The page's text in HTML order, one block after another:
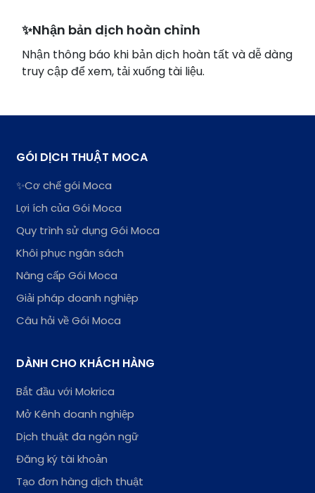
✨Nhận bản dịch hoàn chỉnh
Nhận thông báo khi bản dịch hoàn tất và dễ dàng
truy cập để xem, tải xuống tài liệu.
GÓI DỊCH THUẬT MOCA
✨Cơ chế gói Moca
Lợi ích của Gói Moca
Quy trình sử dụng Gói Moca
Khôi phục ngân sách
Nâng cấp Gói Moca
Giải pháp doanh nghiệp
Câu hỏi về Gói Moca
DÀNH CHO KHÁCH HÀNG
Bắt đầu với Mokrica
Mở Kênh doanh nghiệp
Dịch thuật đa ngôn ngữ
Đăng ký tài khoản
Tạo đơn hàng dịch thuật